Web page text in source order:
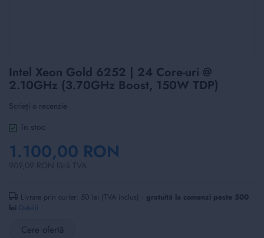
Skip
to
the
beginning
of
the
images
gallery
Intel Xeon Gold 6252 | 24 Core-uri @
2.10GHz (3.70GHz Boost, 150W TDP)
Scrieți o recenzie
în stoc
1.100,00 RON
Livrare prin curier: 50 lei (TVA inclus) · gratuită la comenzi peste 500
lei Detalii
Cere ofertă